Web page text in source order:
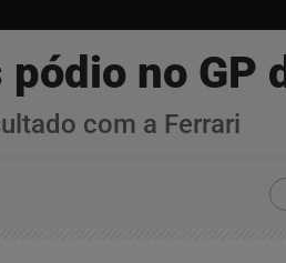
no GP
com a Ferrari